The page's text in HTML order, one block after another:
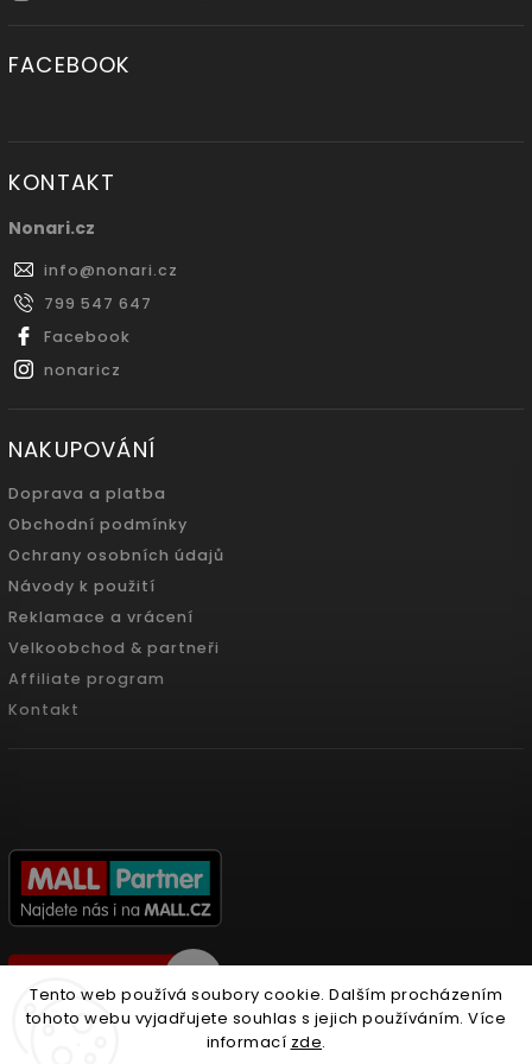
Tento web používá soubory cookie. Dalším procházením
tohoto webu vyjadřujete souhlas s jejich používáním. Více
informací zde.
FACEBOOK
KONTAKT
Nonari.cz
info@nonari.cz
799 547 647
Facebook
nonaricz
NAKUPOVÁNÍ
Doprava a platba
Obchodní podmínky
Ochrany osobních údajů
Návody k použití
Reklamace a vrácení
Velkoobchod & partneři
Affiliate program
Kontakt